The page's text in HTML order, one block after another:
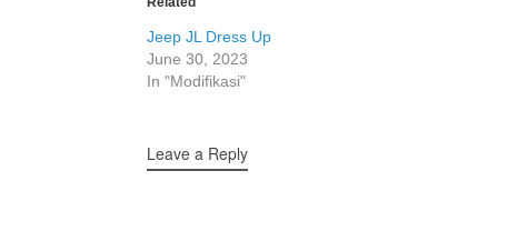
Jeep JL Dress Up
June 30, 2023
In "Modifikasi"
Leave a Reply